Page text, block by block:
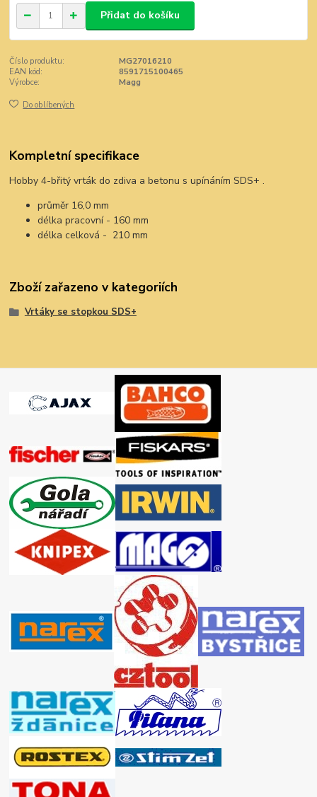
Přidat do košíku
Číslo produktu:
MG27016210
EAN kód:
8591715100465
Výrobce:
Magg
Do oblíbených
Kompletní specifikace
Hobby 4-břitý vrták do zdiva a betonu s upínáním SDS+ .
průměr 16,0 mm
délka pracovní - 160 mm
délka celková - 210 mm
Zboží zařazeno v kategoriích
Vrtáky se stopkou SDS+